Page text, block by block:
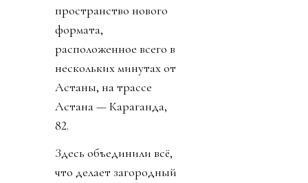
пространство нового
формата,
расположенное всего в
нескольких минутах от
Астаны, на трассе
Астана — Караганда,
82.
Здесь объединили всё,
что делает загородный